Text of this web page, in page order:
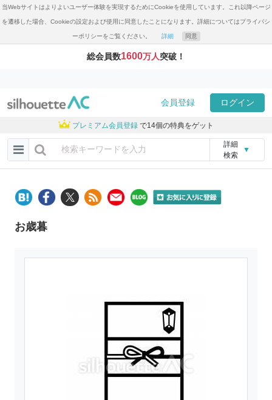
当Webサイトはよりよいユーザー体験を実現するためにCookieを使用しています。これ以降ページ
を遷移した場合、Cookieの設定および使用に同意したことになります。詳細についてはプライバシ
ーポリシーをご覧ください。 詳細 同意
総会員数1600万人突破！
会員登録 ログイン
プレミアム会員登録 で14個の特典をゲット
詳細
検索
▼
お歳暮